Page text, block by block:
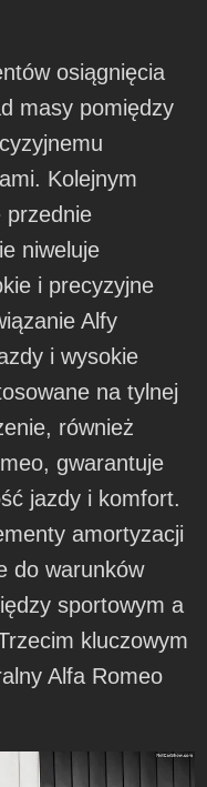
osiągnięcia
masy pomiędzy
Kolejnym
przednie
niweluje
i precyzyjne
Alfy
i wysokie
na tylnej
również
gwarantuje
jazdy i komfort.
amortyzacji
do warunków
sportowym a
kluczowym
Alfa Romeo